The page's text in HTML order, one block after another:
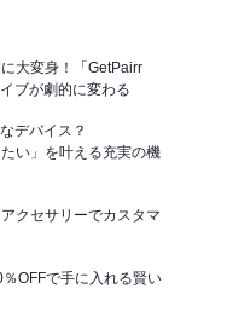
大変身！「GetPairr
ブが劇的に変わる
デバイス？
い」を叶える充実の機
クセサリーでカスタマ
OFFで手に入れる賢い